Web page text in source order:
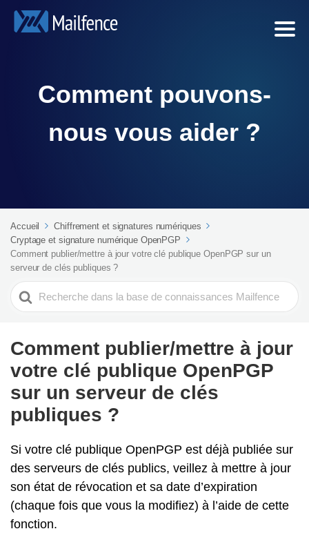
Comment pouvons-
nous vous aider ?
Accueil
Chiffrement et signatures numériques
Cryptage et signature numérique OpenPGP
Comment publier/mettre à jour votre clé publique OpenPGP sur un
serveur de clés publiques ?
Search
For
Comment publier/mettre à jour
votre clé publique OpenPGP
sur un serveur de clés
publiques ?
Si votre clé publique OpenPGP est déjà publiée sur
des serveurs de clés publics, veillez à mettre à jour
son état de révocation et sa date d’expiration
(chaque fois que vous la modifiez) à l’aide de cette
fonction.